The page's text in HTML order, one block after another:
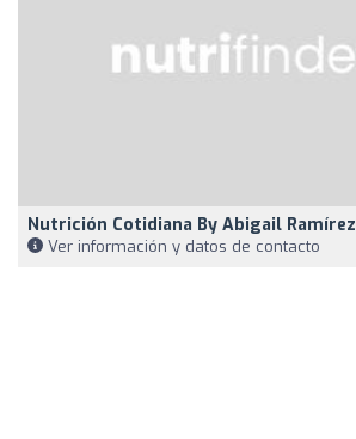
Nutrición Cotidiana By Abigail Ramírez
Ver información y datos de contacto